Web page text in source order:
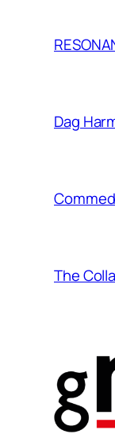
Dag
The